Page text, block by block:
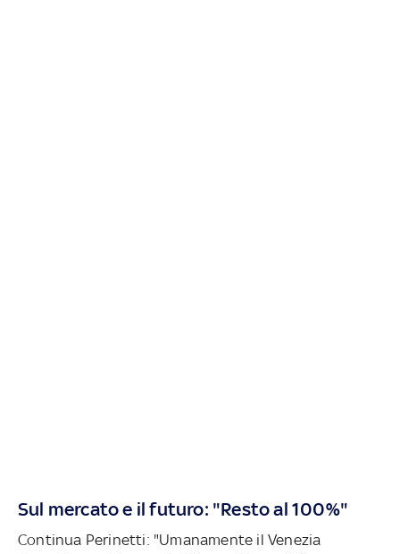
Sul mercato e il futuro: "Resto al 100%"
Continua Perinetti: "Umanamente il Venezia